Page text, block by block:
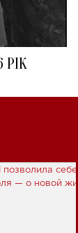
РІК